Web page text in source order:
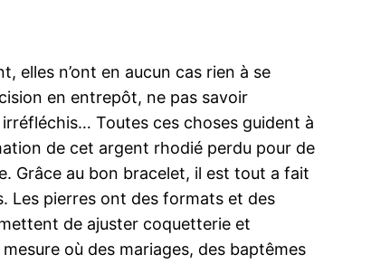
elles n’ont en aucun cas rien à se
en entrepôt, ne pas savoir
Toutes ces choses guident à
de cet argent rhodié perdu pour de
Grâce au bon bracelet, il est tout a fait
Les pierres ont des formats et des
de ajuster coquetterie et
où des mariages, des baptêmes